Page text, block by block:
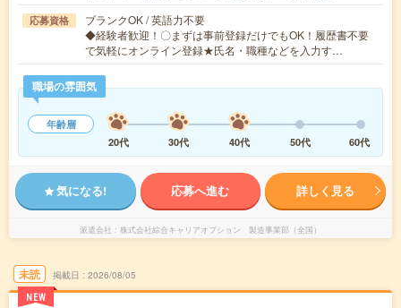
応募資格
ブランクOK / 英語力不要
◆経験者歓迎！〇まずは事前登録だけでもOK！履歴書不要
で気軽にオンライン登録★氏名・職種などを入力す…
職場の雰囲気
年齢層
20代
30代 40代 50代 60代
気になる! 応募へ進む 詳しく見る
派遣会社 株式会社綜合キャリアオプション 製造事業部（全国）
未読
NEW
掲載日 2026/08/05